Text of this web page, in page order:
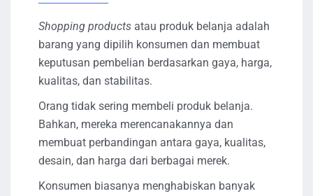
Shopping products atau produk belanja adalah
barang yang dipilih konsumen dan membuat
keputusan pembelian berdasarkan gaya, harga,
kualitas, dan stabilitas.
Orang tidak sering membeli produk belanja.
Bahkan, mereka merencanakannya dan
membuat perbandingan antara gaya, kualitas,
desain, dan harga dari berbagai merek.
Konsumen biasanya menghabiskan banyak